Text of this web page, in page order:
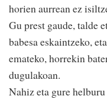
horien aurrean ez
Gu prest gaude, talde
babesa eskaintzeko,
emateko, horrekin
dugulakoan.
Nahiz eta gure